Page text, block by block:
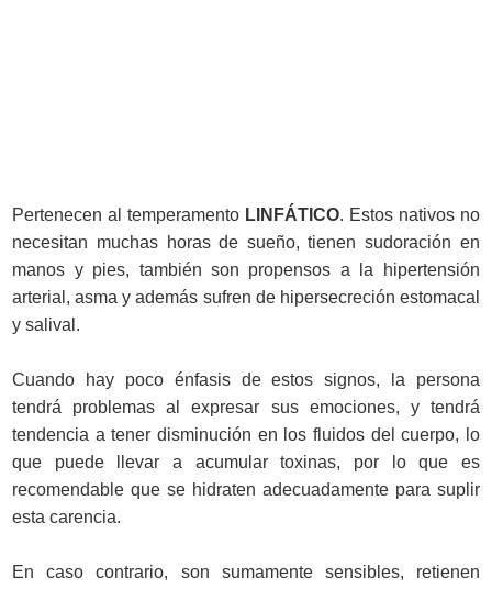
Pertenecen al temperamento LINFÁTICO. Estos nativos no
necesitan muchas horas de sueño, tienen sudoración en
manos y pies, también son propensos a la hipertensión
arterial, asma y además sufren de hipersecreción estomacal
y salival.
Cuando hay poco énfasis de estos signos, la persona
tendrá problemas al expresar sus emociones, y tendrá
tendencia a tener disminución en los fluidos del cuerpo, lo
que puede llevar a acumular toxinas, por lo que es
recomendable que se hidraten adecuadamente para suplir
esta carencia.
En caso contrario, son sumamente sensibles, retienen